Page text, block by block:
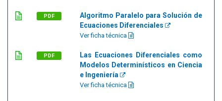
PDF
Algoritmo Paralelo para Solución de
Ecuaciones Diferenciales
Ver ficha técnica
PDF
Las Ecuaciones Diferenciales como
Modelos Determinísticos en Ciencia
e Ingeniería
Ver ficha técnica